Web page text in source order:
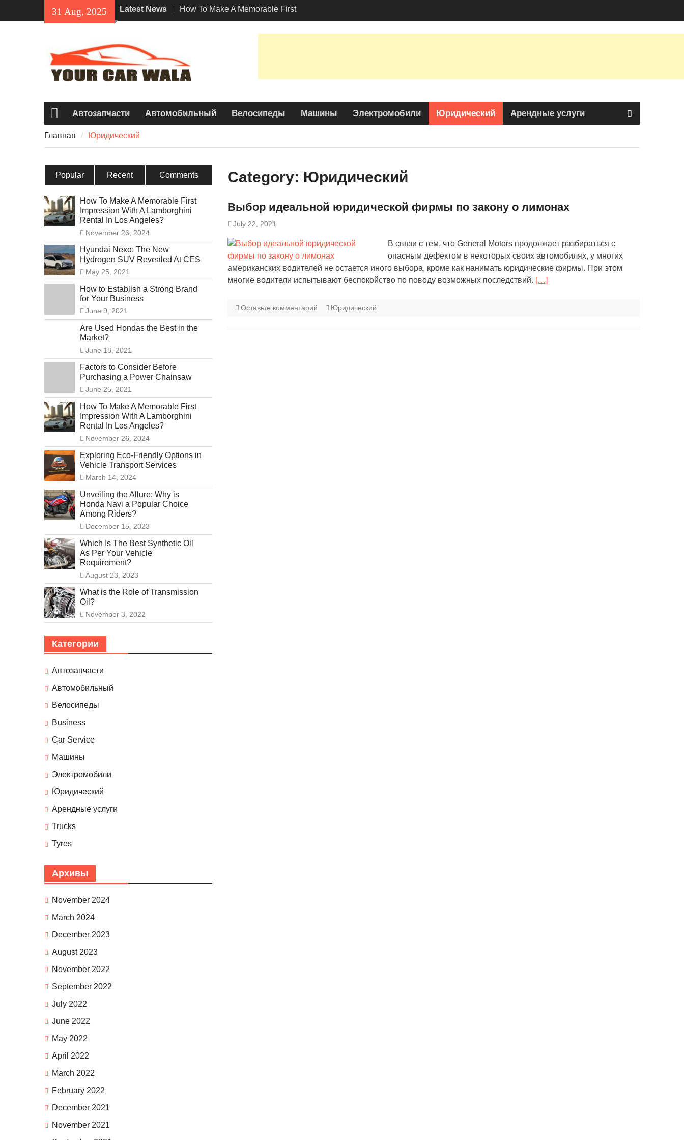
31 Aug, 2025 Latest News
How To Make A Memorable First
Impression With A Lamborghini
Rental In Los Angeles?
Unveiling the Allure: Why is Honda
Navi a Popular Choice Among
Главная
Автозапчасти Автомобильный Велосипеды Машины Электромобили Юридический Арендные услуги
Главная Юридический
Category: Юридический
Выбор идеальной юридической фирмы по закону о лимонах
July 22, 2021
В связи с тем, что General Motors продолжает разбираться с
опасным дефектом в некоторых своих автомобилях, у многих
американских водителей не остается иного выбора, кроме как нанимать юридические фирмы. При этом
многие водители испытывают беспокойство по поводу возможных последствий. […]
Оставьте комментарий Юридический
Popular Recent Comments
How To Make A Memorable First
Impression With A Lamborghini
Rental In Los Angeles?
November 26, 2024
Hyundai Nexo: The New
Hydrogen SUV Revealed At CES
May 25, 2021
How to Establish a Strong Brand
for Your Business
June 9, 2021
Are Used Hondas the Best in the
Market?
June 18, 2021
Factors to Consider Before
Purchasing a Power Chainsaw
June 25, 2021
How To Make A Memorable First
Impression With A Lamborghini
Rental In Los Angeles?
November 26, 2024
Exploring Eco-Friendly Options in
Vehicle Transport Services
March 14, 2024
Unveiling the Allure: Why is
Honda Navi a Popular Choice
Among Riders?
December 15, 2023
Which Is The Best Synthetic Oil
As Per Your Vehicle
Requirement?
August 23, 2023
What is the Role of Transmission
Oil?
November 3, 2022
Категории
Автозапчасти
Автомобильный
Велосипеды
Business
Car Service
Машины
Электромобили
Юридический
Арендные услуги
Trucks
Tyres
Архивы
November 2024
March 2024
December 2023
August 2023
November 2022
September 2022
July 2022
June 2022
May 2022
April 2022
March 2022
February 2022
December 2021
November 2021